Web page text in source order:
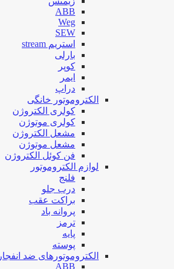
ABB
Weg
SEW
استریم stream
بارلی
کوپر
ایمر
دراپ
الکتروموتور خانگی
کولری الکتروژن
کولری موتوژن
مشعل الکتروژن
مشعل موتوژن
فن کوئل الکتروژن
لوازم الکتروموتور
فلنج
درب جلو
براکت عقب
پروانه باد
ترمز
پایه
پوسته
الکتروموتورهای ضد انفجار
ABB